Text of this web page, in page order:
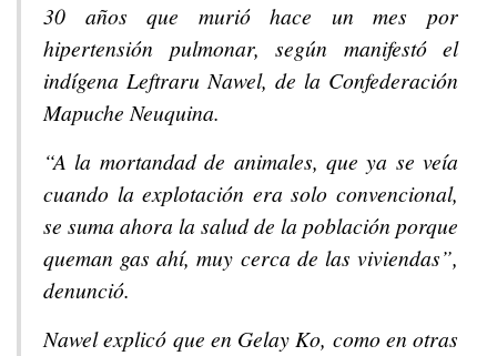
30 años que murió hace un mes por
hipertensión pulmonar, según manifestó el
indígena Leftraru Nawel, de la Confederación
Mapuche Neuquina.
“A la mortandad de animales, que ya se veía
cuando la explotación era solo convencional,
se suma ahora la salud de la población porque
queman gas ahí, muy cerca de las viviendas”,
denunció.
Nawel explicó que en Gelay Ko, como en otras